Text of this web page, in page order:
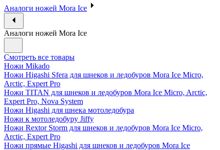
Аналоги ножей Mora Ice
Аналоги ножей Mora Ice
Смотреть все товары
Ножи Mikado
Ножи Higashi Sfera для шнеков и ледобуров Mora Ice Micro,
Arctic, Expert Pro
Ножи TITAN для шнеков и ледобуров Mora Ice Micro, Arctic,
Expert Pro, Nova System
Ножи Higashi для шнека мотоледобура
Ножи к мотоледобуру Jiffy
Ножи Rextor Storm для шнеков и ледобуров Mora Ice Micro,
Arctic, Expert Pro
Ножи прямые Higashi для шнеков и ледобуров Mora Ice